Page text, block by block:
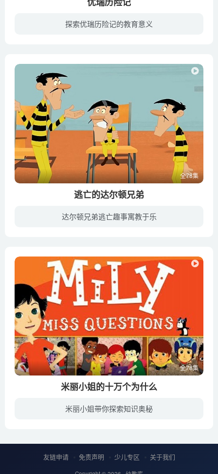
探索优瑞历险记的教育意义
全78集
逃亡的达尔顿兄弟
达尔顿兄弟逃亡趣事寓教于乐
全78集
米丽小姐的十万个为什么
米丽小姐带你探索知识奥秘
友链申请 免责声明 少儿专区 关于我们